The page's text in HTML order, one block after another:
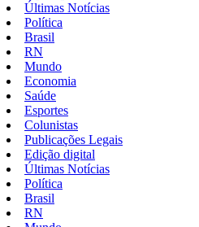
Últimas Notícias
Política
Brasil
RN
Mundo
Economia
Saúde
Esportes
Colunistas
Publicações Legais
Edição digital
Últimas Notícias
Política
Brasil
RN